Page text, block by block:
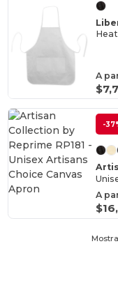
A
-
A